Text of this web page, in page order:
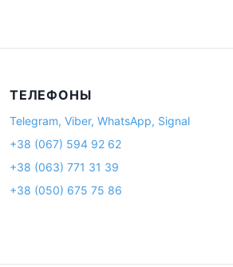
ТЕЛЕФОНЫ
Telegram, Viber, WhatsApp, Signal
+38 (067) 594 92 62
+38 (063) 771 31 39
+38 (050) 675 75 86